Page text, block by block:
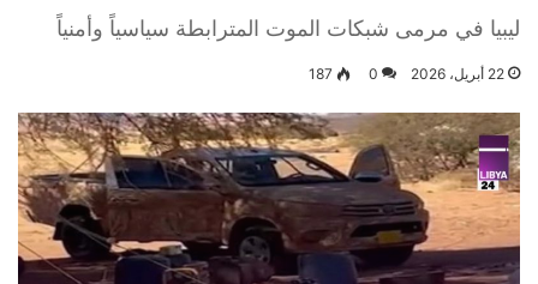
ليبيا في مرمى شبكات الموت المترابطة سياسياً وأمنياً
22 أبريل، 2026 0
187